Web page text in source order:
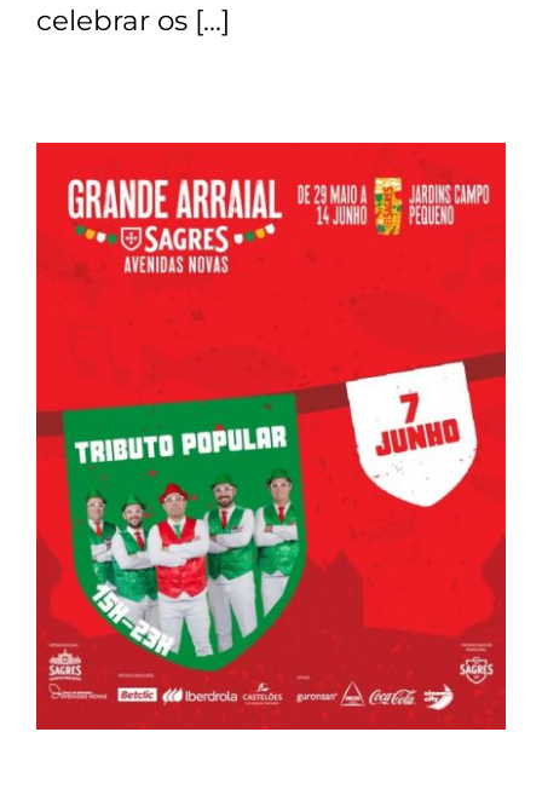
Notícias
Contactos
TRANSPARÊNCIA
celebrar os […]